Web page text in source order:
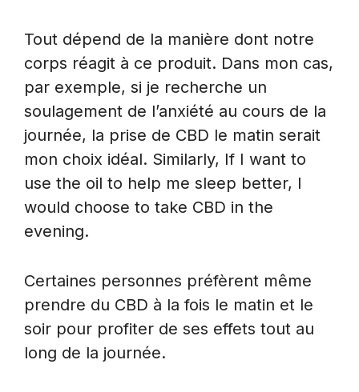
Tout dépend de la manière dont notre
corps réagit à ce produit. Dans mon cas,
par exemple, si je recherche un
soulagement de l’anxiété au cours de la
journée, la prise de CBD le matin serait
mon choix idéal. Similarly, If I want to
use the oil to help me sleep better, I
would choose to take CBD in the
evening.
Certaines personnes préfèrent même
prendre du CBD à la fois le matin et le
soir pour profiter de ses effets tout au
long de la journée.